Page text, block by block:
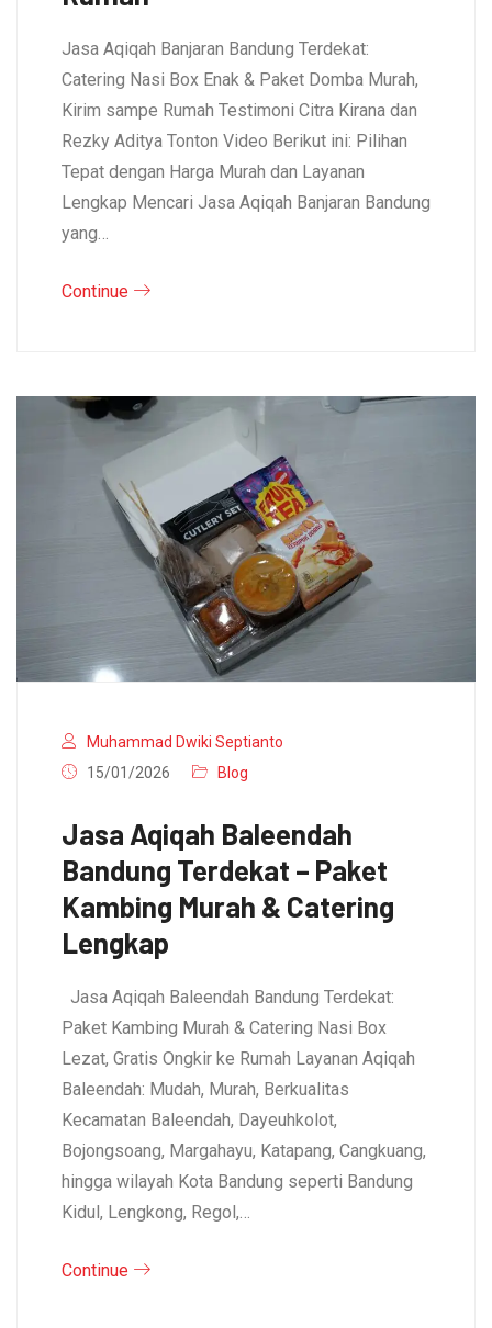
Jasa Aqiqah Banjaran Bandung Terdekat:
Catering Nasi Box Enak & Paket Domba Murah,
Kirim sampe Rumah Testimoni Citra Kirana dan
Rezky Aditya Tonton Video Berikut ini: Pilihan
Tepat dengan Harga Murah dan Layanan
Lengkap Mencari Jasa Aqiqah Banjaran Bandung
yang…
Continue
Muhammad Dwiki Septianto
15/01/2026
Blog
Jasa Aqiqah Baleendah
Bandung Terdekat – Paket
Kambing Murah & Catering
Lengkap
Jasa Aqiqah Baleendah Bandung Terdekat:
Paket Kambing Murah & Catering Nasi Box
Lezat, Gratis Ongkir ke Rumah Layanan Aqiqah
Baleendah: Mudah, Murah, Berkualitas
Kecamatan Baleendah, Dayeuhkolot,
Bojongsoang, Margahayu, Katapang, Cangkuang,
hingga wilayah Kota Bandung seperti Bandung
Kidul, Lengkong, Regol,…
Continue